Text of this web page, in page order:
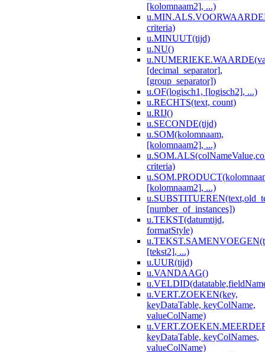
[kolomnaam2], ...)
criteria)
u.MINUUT(tijd)
u.NU()
[decimal_separator],
[group_separator])
u.OF(logisch1, [logisch2], ...)
u.RECHTS(text, count)
u.RIJ()
u.SECONDE(tijd)
u.SOM(kolomnaam,
[kolomnaam2], ...)
criteria)
[kolomnaam2], ...)
[number_of_instances])
u.TEKST(datumtijd,
formatStyle)
[tekst2], ...)
u.UUR(tijd)
u.VANDAAG()
u.VERT.ZOEKEN(key,
keyDataTable, keyColName,
valueColName)
keyDataTable, keyColNames,
valueColName)